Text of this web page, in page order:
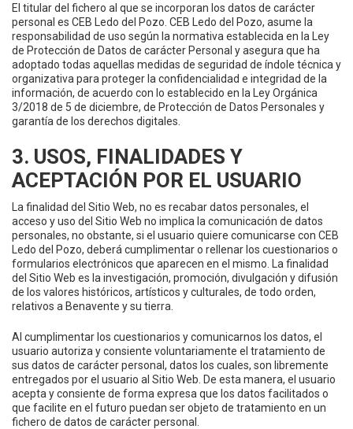
El titular del fichero al que se incorporan los datos de carácter
personal es CEB Ledo del Pozo. CEB Ledo del Pozo, asume la
responsabilidad de uso según la normativa establecida en la Ley
de Protección de Datos de carácter Personal y asegura que ha
adoptado todas aquellas medidas de seguridad de índole técnica y
organizativa para proteger la confidencialidad e integridad de la
información, de acuerdo con lo establecido en la Ley Orgánica
3/2018 de 5 de diciembre, de Protección de Datos Personales y
garantía de los derechos digitales.
3. USOS, FINALIDADES Y
ACEPTACIÓN POR EL USUARIO
La finalidad del Sitio Web, no es recabar datos personales, el
acceso y uso del Sitio Web no implica la comunicación de datos
personales, no obstante, si el usuario quiere comunicarse con CEB
Ledo del Pozo, deberá cumplimentar o rellenar los cuestionarios o
formularios electrónicos que aparecen en el mismo. La finalidad
del Sitio Web es la investigación, promoción, divulgación y difusión
de los valores históricos, artísticos y culturales, de todo orden,
relativos a Benavente y su tierra.
Al cumplimentar los cuestionarios y comunicarnos los datos, el
usuario autoriza y consiente voluntariamente el tratamiento de
sus datos de carácter personal, datos los cuales, son libremente
entregados por el usuario al Sitio Web. De esta manera, el usuario
acepta y consiente de forma expresa que los datos facilitados o
que facilite en el futuro puedan ser objeto de tratamiento en un
fichero de datos de carácter personal.